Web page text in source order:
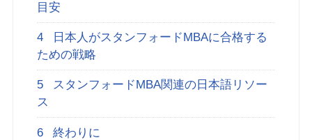
目安
4
日本人がスタンフォードMBAに合格する
ための戦略
5
スタンフォードMBA関連の日本語リソー
ス
6 終わりに